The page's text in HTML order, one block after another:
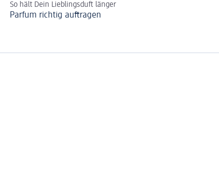
So hält Dein Lieblingsduft länger
Parfum richtig auftragen